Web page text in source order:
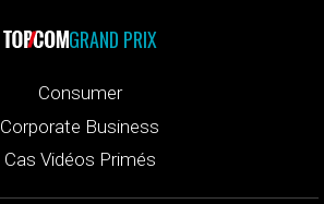
GRAND PRIX
Consumer
Corporate Business
Cas Vidéos Primés